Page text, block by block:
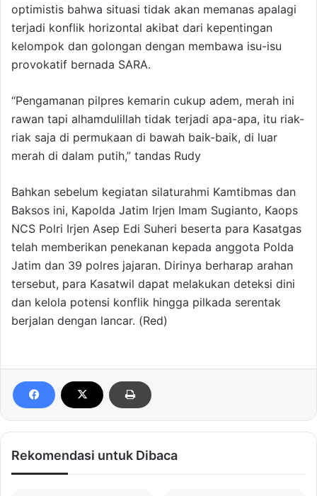
optimistis bahwa situasi tidak akan memanas apalagi
terjadi konflik horizontal akibat dari kepentingan
kelompok dan golongan dengan membawa isu-isu
provokatif bernada SARA.
“Pengamanan pilpres kemarin cukup adem, merah ini
rawan tapi alhamdulillah tidak terjadi apa-apa, itu riak-
riak saja di permukaan di bawah baik-baik, di luar
merah di dalam putih,” tandas Rudy
Bahkan sebelum kegiatan silaturahmi Kamtibmas dan
Baksos ini, Kapolda Jatim Irjen Imam Sugianto, Kaops
NCS Polri Irjen Asep Edi Suheri beserta para Kasatgas
telah memberikan penekanan kepada anggota Polda
Jatim dan 39 polres jajaran. Dirinya berharap arahan
tersebut, para Kasatwil dapat melakukan deteksi dini
dan kelola potensi konflik hingga pilkada serentak
berjalan dengan lancar. (Red)
Rekomendasi untuk Dibaca